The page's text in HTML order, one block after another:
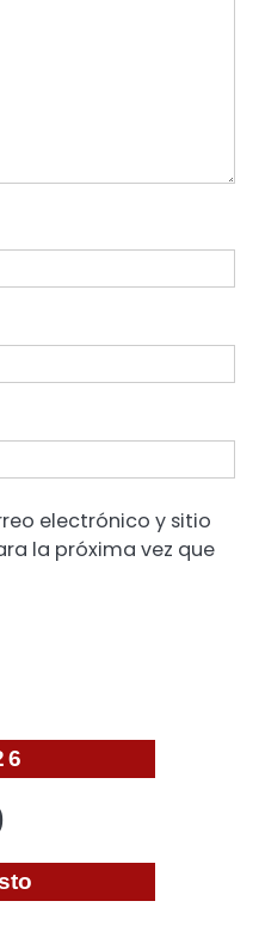
electrónico y sitio
la próxima vez que